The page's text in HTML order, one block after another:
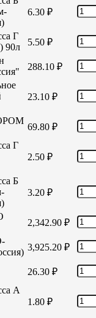
6.30 ₽
Г
90л
5.50 ₽
288.10 ₽
23.10 ₽
69.80 ₽
Г
2.50 ₽
Б
3.20 ₽
2,342.90 ₽
3,925.20 ₽
26.30 ₽
А
1.80 ₽